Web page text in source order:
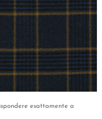
esattamente a